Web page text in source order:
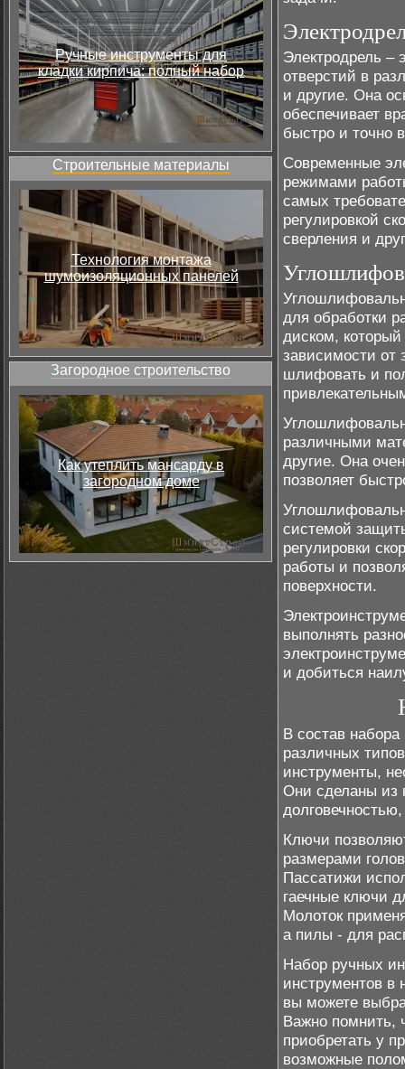
Ручные инструменты для
кладки кирпича: полный набор
Строительные материалы
Технология монтажа
шумоизоляционных панелей
Загородное строительство
Как утеплить мансарду в
загородном доме
Электродрель –
отверстий в
и другие. Она
обеспечивает
быстро и точно
Современные
режимами
самых
регулировкой
сверления и
для обработки
диском,
зависимости от
шлифовать и
различными
другие. Она
позволяет
системой
регулировки
работы и
поверхности.
выполнять
и добиться
В состав
различных
инструменты,
Они сделаны из
Ключи
размерами
Пассатижи
гаечные ключи
Молоток
а пилы - для
Набор ручных
инструментов в
вы можете
Важно помнить,
приобретать у
возможные